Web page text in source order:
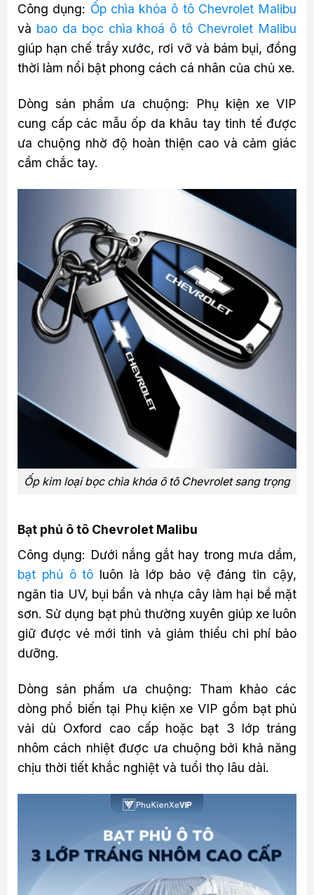
Công dụng: Ốp chìa khóa ô tô Chevrolet Malibu
và bao da bọc chìa khoá ô tô Chevrolet Malibu
giúp hạn chế trầy xước, rơi vỡ và bám bụi, đồng
thời làm nổi bật phong cách cá nhân của chủ xe.
Dòng sản phẩm ưa chuộng: Phụ kiện xe VIP
cung cấp các mẫu ốp da khâu tay tinh tế được
ưa chuộng nhờ độ hoàn thiện cao và cảm giác
cầm chắc tay.
Ốp kim loại bọc chìa khóa ô tô Chevrolet sang trọng
Bạt phủ ô tô Chevrolet Malibu
Công dụng: Dưới nắng gắt hay trong mưa dầm,
bạt phủ ô tô luôn là lớp bảo vệ đáng tin cậy,
ngăn tia UV, bụi bẩn và nhựa cây làm hại bề mặt
sơn. Sử dụng bạt phủ thường xuyên giúp xe luôn
giữ được vẻ mới tinh và giảm thiểu chi phí bảo
dưỡng.
Dòng sản phẩm ưa chuộng: Tham khảo các
dòng phổ biến tại Phụ kiện xe VIP gồm bạt phủ
vải dù Oxford cao cấp hoặc bạt 3 lớp tráng
nhôm cách nhiệt được ưa chuộng bởi khả năng
chịu thời tiết khắc nghiệt và tuổi thọ lâu dài.